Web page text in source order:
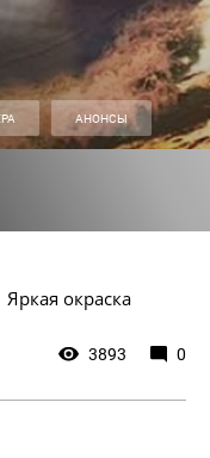
АНОНСЫ
Яркая окраска
3893 0